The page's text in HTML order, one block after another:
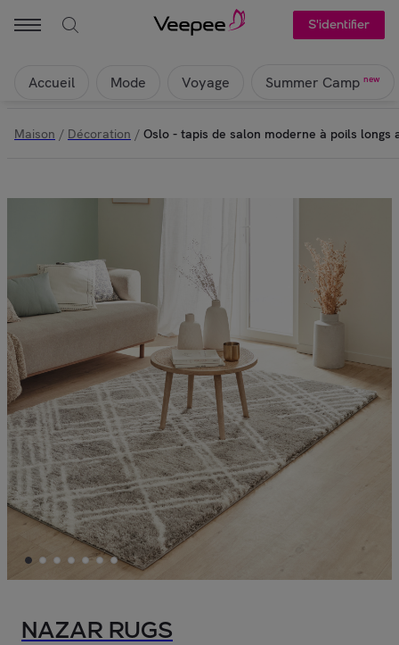
S'identifier
Accueil Mode Voyage Summer Camp new
Maison / Décoration / Oslo - tapis de salon moderne à poils longs
NAZAR RUGS